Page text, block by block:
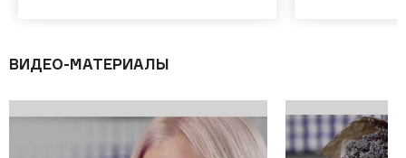
ВИДЕО-МАТЕРИАЛЫ